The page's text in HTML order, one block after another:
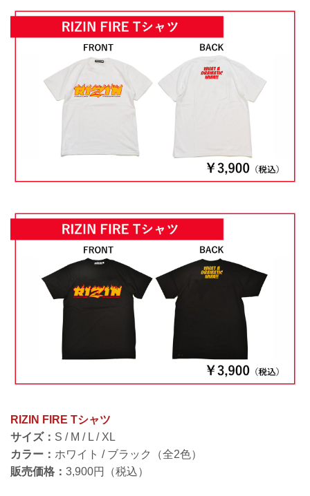
RIZIN FIRE Tシャツ
サイズ： S / M / L / XL
カラー： ホワイト / ブラック（全2色）
販売価格： 3,900円（税込）